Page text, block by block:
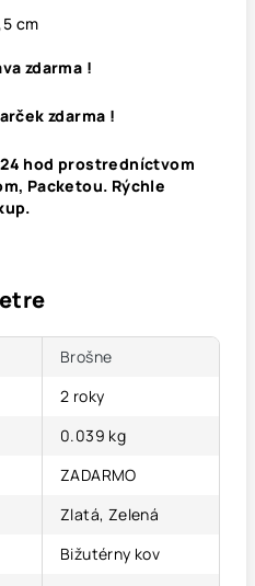
cm
zdarma !
zdarma !
hod prostredníctvom
Packetou. Rýchle
Brošne
2 roky
0.039 kg
ZADARMO
Zlatá, Zelená
Bižutérny kov